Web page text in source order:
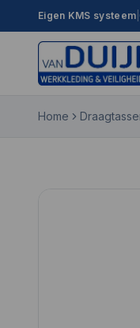
Eigen KMS systeem
Home